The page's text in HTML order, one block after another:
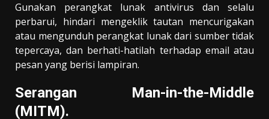
Gunakan perangkat lunak antivirus dan selalu
perbarui, hindari mengeklik tautan mencurigakan
atau mengunduh perangkat lunak dari sumber tidak
tepercaya, dan berhati-hatilah terhadap email atau
pesan yang berisi lampiran.
Serangan Man-in-the-Middle
(MITM).